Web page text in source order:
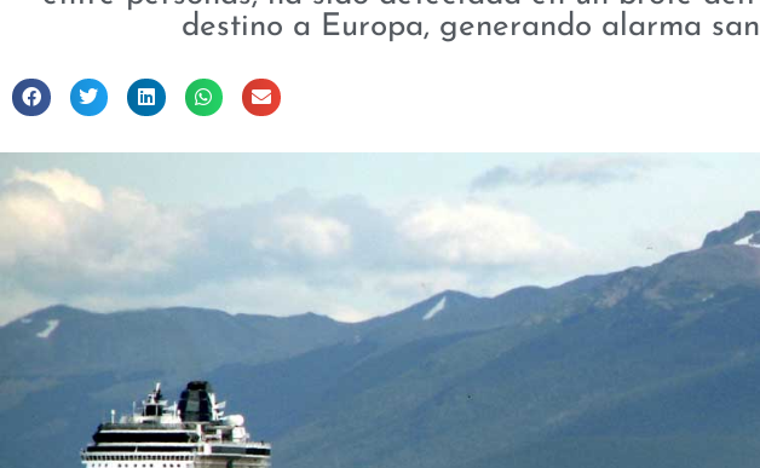
destino a Europa, generando alarma